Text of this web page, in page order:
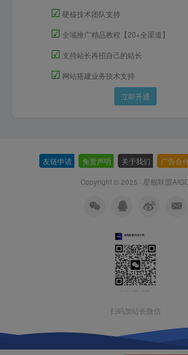
☑ 硬核技术团队支持
☑ 全域推广精品教程【20+全渠道】
☑ 支持站长再招自己的站长
☑ 网站搭建业务技术支持
立即开通
友链申请 免责声明 关于我们 广告合
Copyright © 2025 · 星舰联盟
扫码加站长微信